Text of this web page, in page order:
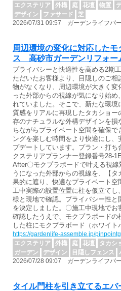
エクステリア
外構 庭 花壇 物置
デザイン
ファサード
芝
2026/07/31 09:57 ガーデンライフパー
周辺環境の変化に対応した
ス 高砂市ガーデンリフォー
プライバシーと快適性を高める2期
ただいたお客様より、目隠しのご
物がなくなり、周辺環境が大きく
った外部からの視線が気になり始
れていました。そこで、新たな環
質感をリアルに再現したタカショ
存のナチュラルな外構デザインを
ちながらプライベート空間を確保
ングを楽しむ時間をより快適にし
プデートしています。プラン・打
クステリアプランナー登録番号28-
After〇モクプラボードで叶える視
うになった外部からの視線を、【
果的に遮り、快適なプライベート
工中実際の設置位置に柱を仮立て
様と現地で確認。プライバシー性と
を決定しました。〇施工中現地で
確認したうえで、モクプラボード
した柱にモクプラボード（ホワイ
https://gardenlife-assemble.jp/
エクステリア
外構 庭 花壇 タカシ
ガーデン
デザイン 目隠しフェンス
2026/07/28 09:07 ガーデンライフパー
タイル門柱を引き立てるエ